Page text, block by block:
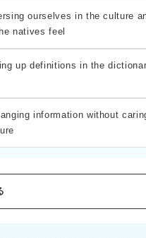
ourselves in the culture
natives feel
up definitions in the
information without